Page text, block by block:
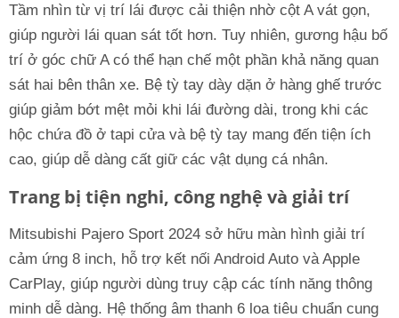
Tầm nhìn từ vị trí lái được cải thiện nhờ cột A vát gọn,
giúp người lái quan sát tốt hơn. Tuy nhiên, gương hậu bố
trí ở góc chữ A có thể hạn chế một phần khả năng quan
sát hai bên thân xe. Bệ tỳ tay dày dặn ở hàng ghế trước
giúp giảm bớt mệt mỏi khi lái đường dài, trong khi các
hộc chứa đồ ở tapi cửa và bệ tỳ tay mang đến tiện ích
cao, giúp dễ dàng cất giữ các vật dụng cá nhân.
Trang bị tiện nghi, công nghệ và giải trí
Mitsubishi Pajero Sport 2024 sở hữu màn hình giải trí
cảm ứng 8 inch, hỗ trợ kết nối Android Auto và Apple
CarPlay, giúp người dùng truy cập các tính năng thông
minh dễ dàng. Hệ thống âm thanh 6 loa tiêu chuẩn cung